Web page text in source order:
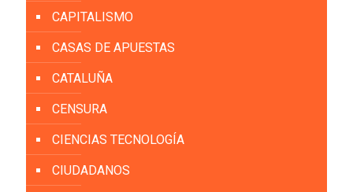
CAPITALISMO
CASAS DE APUESTAS
CATALUÑA
CENSURA
CIENCIAS TECNOLOGÍA
CIUDADANOS